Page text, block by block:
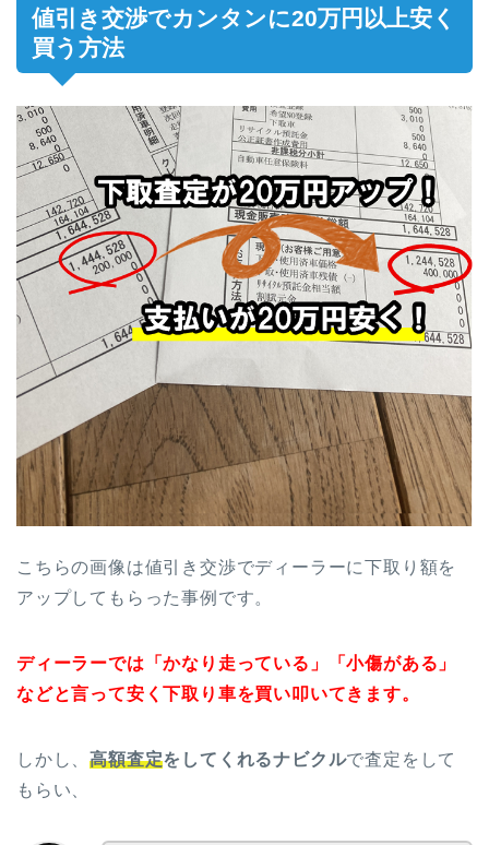
値引き交渉でカンタンに20万円以上安く
買う方法
こちらの画像は値引き交渉でディーラーに下取り額を
アップしてもらった事例です。
ディーラーでは「かなり走っている」「小傷がある」
などと言って安く下取り車を買い叩いてきます。
しかし、高額査定をしてくれるナビクルで査定をして
もらい、